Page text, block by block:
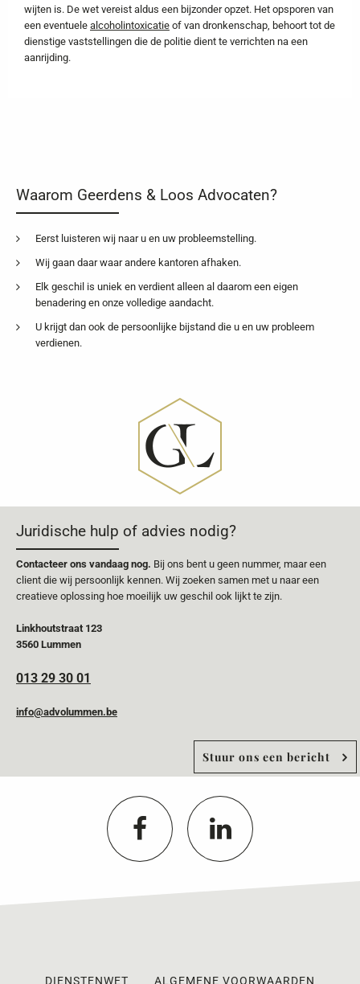
wijten is. De wet vereist aldus een bijzonder opzet. Het opsporen van
een eventuele alcoholintoxicatie of van dronkenschap, behoort tot de
dienstige vaststellingen die de politie dient te verrichten na een
aanrijding.
Waarom Geerdens & Loos Advocaten?
Eerst luisteren wij naar u en uw probleemstelling.
Wij gaan daar waar andere kantoren afhaken.
Elk geschil is uniek en verdient alleen al daarom een eigen
benadering en onze volledige aandacht.
U krijgt dan ook de persoonlijke bijstand die u en uw probleem
verdienen.
Juridische hulp of advies nodig?
Contacteer ons vandaag nog. Bij ons bent u geen nummer, maar een
client die wij persoonlijk kennen. Wij zoeken samen met u naar een
creatieve oplossing hoe moeilijk uw geschil ook lijkt te zijn.
Linkhoutstraat 123
3560 Lummen
013 29 30 01
info@advolummen.be
Stuur ons een bericht
DIENSTENWET ALGEMENE VOORWAARDEN